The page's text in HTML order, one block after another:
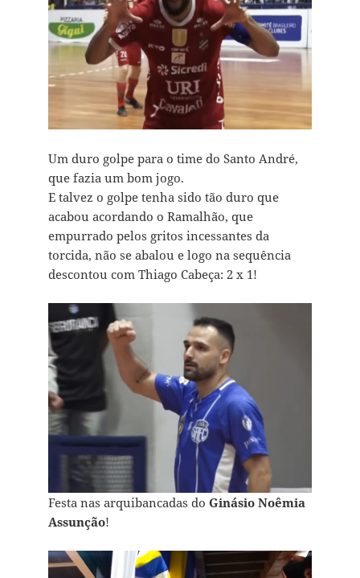
Um duro golpe para o time do Santo André,
que fazia um bom jogo.
E talvez o golpe tenha sido tão duro que
acabou acordando o Ramalhão, que
empurrado pelos gritos incessantes da
torcida, não se abalou e logo na sequência
descontou com Thiago Cabeça: 2 x 1!
Festa nas arquibancadas do Ginásio Noêmia
Assunção!